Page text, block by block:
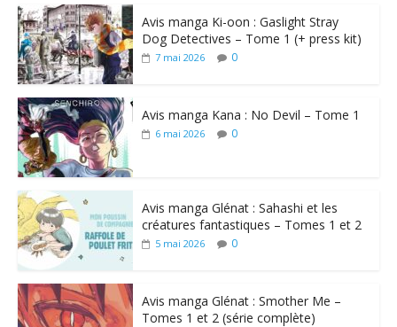
Avis manga Ki-oon : Gaslight Stray
Dog Detectives – Tome 1 (+ press kit)
7 mai 2026 0
Avis manga Kana : No Devil – Tome 1
6 mai 2026 0
Avis manga Glénat : Sahashi et les
créatures fantastiques – Tomes 1 et 2
5 mai 2026 0
Avis manga Glénat : Smother Me –
Tomes 1 et 2 (série complète)